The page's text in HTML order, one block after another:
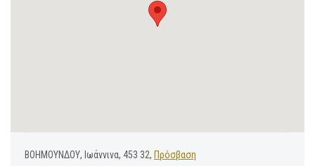
ΒΟΗΜΟΥΝΔΟΥ, Ιωάννινα, 453 32, Πρόσβαση